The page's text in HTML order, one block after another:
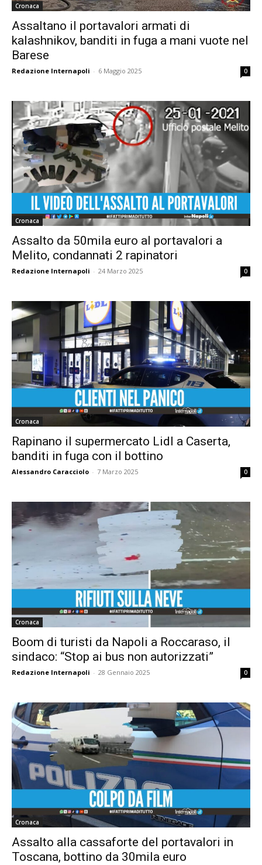
Cronaca
Assaltano il portavalori armati di
kalashnikov, banditi in fuga a mani vuote nel
Barese
Redazione Internapoli - 6 Maggio 2025 0
Cronaca
Assalto da 50mila euro al portavalori a
Melito, condannati 2 rapinatori
Redazione Internapoli - 24 Marzo 2025 0
Cronaca
Rapinano il supermercato Lidl a Caserta,
banditi in fuga con il bottino
Alessandro Caracciolo - 7 Marzo 2025 0
Cronaca
Boom di turisti da Napoli a Roccaraso, il
sindaco: “Stop ai bus non autorizzati”
Redazione Internapoli - 28 Gennaio 2025 0
Cronaca
Assalto alla cassaforte del portavalori in
Toscana, bottino da 30mila euro